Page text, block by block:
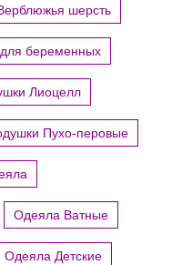
шерсть
беременных
Лиоцелл
Пухо-перовые
Одеяла Ватные
Одеяла Детские